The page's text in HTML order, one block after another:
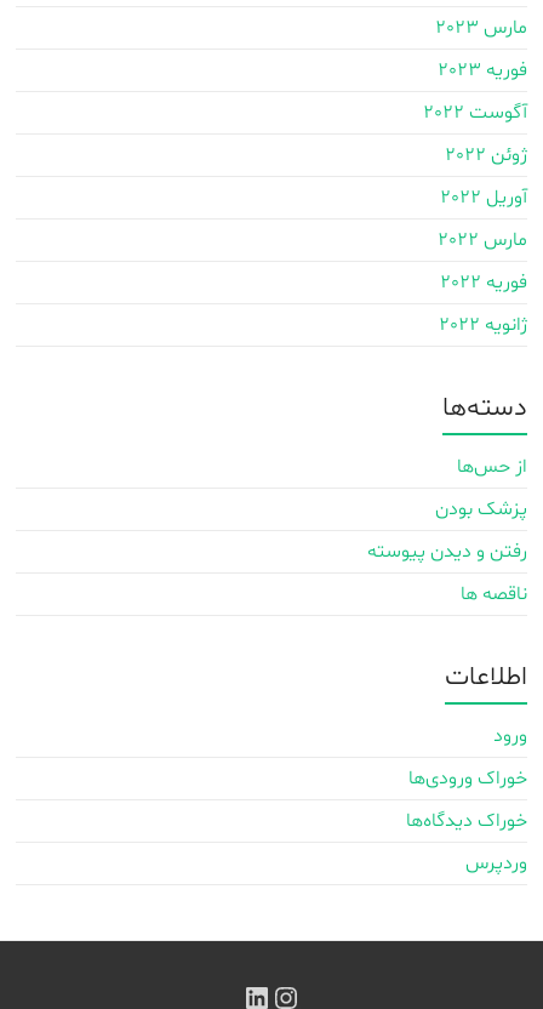
مارس 2023
فوریه 2023
آگوست 2022
ژوئن 2022
آوریل 2022
مارس 2022
فوریه 2022
ژانویه 2022
دسته‌ها
از حس‌ها
پزشک بودن
رفتن و دیدن پیوسته
ناقصه ها
اطلاعات
ورود
خوراک ورودی‌ها
خوراک دیدگاه‌ها
وردپرس
اینستاگرم
لینکداین